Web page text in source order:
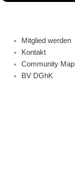
Mitglied werden
Kontakt
Community Map
BV DGhK